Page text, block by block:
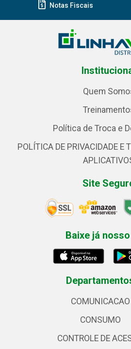
Notas Fiscais
Quem
Política de Troca e
POLÍTICA DE PRIVACIDADE E
Site
Baixe já
COMUNICACAO
CONSUMO
CONTROLE DE